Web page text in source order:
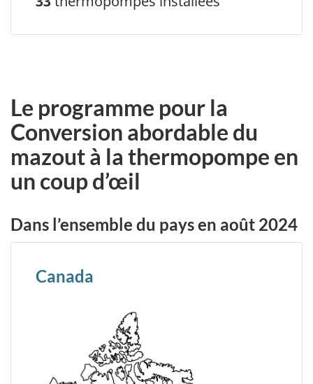
Le programme pour la
Conversion abordable du
mazout à la thermopompe en
un coup d’œil
Dans l’ensemble du pays en août 2024
Canada